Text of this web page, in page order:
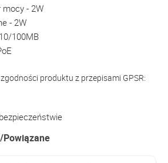
- 2W
- 2W
100MB
produktu z przepisami GPSR: